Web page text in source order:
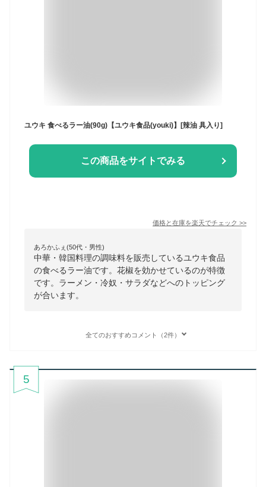
ユウキ 食べるラー油(90g)【ユウキ食品(youki)】[辣油 具入り]
この商品をサイトでみる
価格と在庫を楽天でチェック >>
あろかふぇ(50代・男性)
中華・韓国料理の調味料を販売しているユウキ食品
の食べるラー油です。花椒を効かせているのが特徴
です。ラーメン・冷奴・サラダなどへのトッピング
が合います。
全てのおすすめコメント（2件）
5